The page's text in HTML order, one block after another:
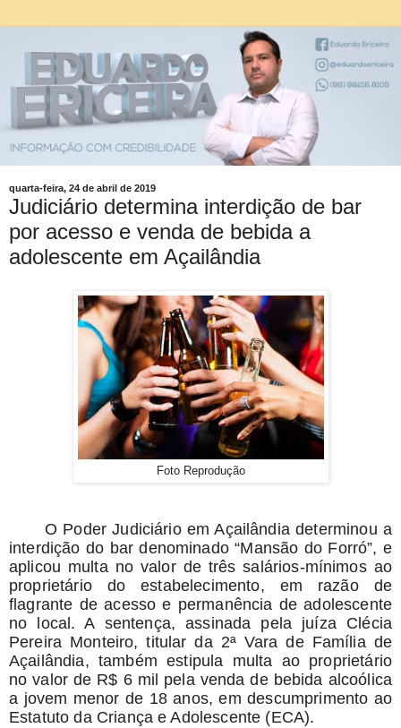
quarta-feira, 24 de abril de 2019
Judiciário determina interdição de bar
por acesso e venda de bebida a
adolescente em Açailândia
Foto Reprodução
O Poder Judiciário em Açailândia determinou a
interdição do bar denominado “Mansão do Forró”, e
aplicou multa no valor de três salários-mínimos ao
proprietário do estabelecimento, em razão de
flagrante de acesso e permanência de adolescente
no local. A sentença, assinada pela juíza Clécia
Pereira Monteiro, titular da 2ª Vara de Família de
Açailândia, também estipula multa ao proprietário
no valor de R$ 6 mil pela venda de bebida alcoólica
a jovem menor de 18 anos, em descumprimento ao
Estatuto da Criança e Adolescente (ECA).